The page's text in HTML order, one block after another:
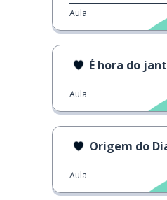
Aula
É hora do
Aula
Origem do Dia
Aula